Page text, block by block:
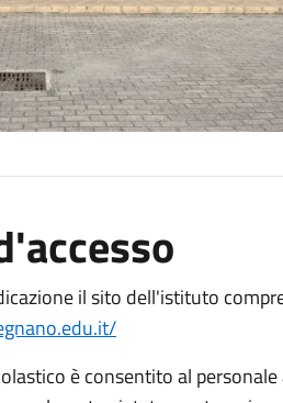
il sito dell'istituto
è consentito al